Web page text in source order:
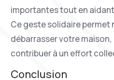
importantes tout en
Ce geste solidaire permet
débarrasser votre maison,
contribuer à un effort
Conclusion